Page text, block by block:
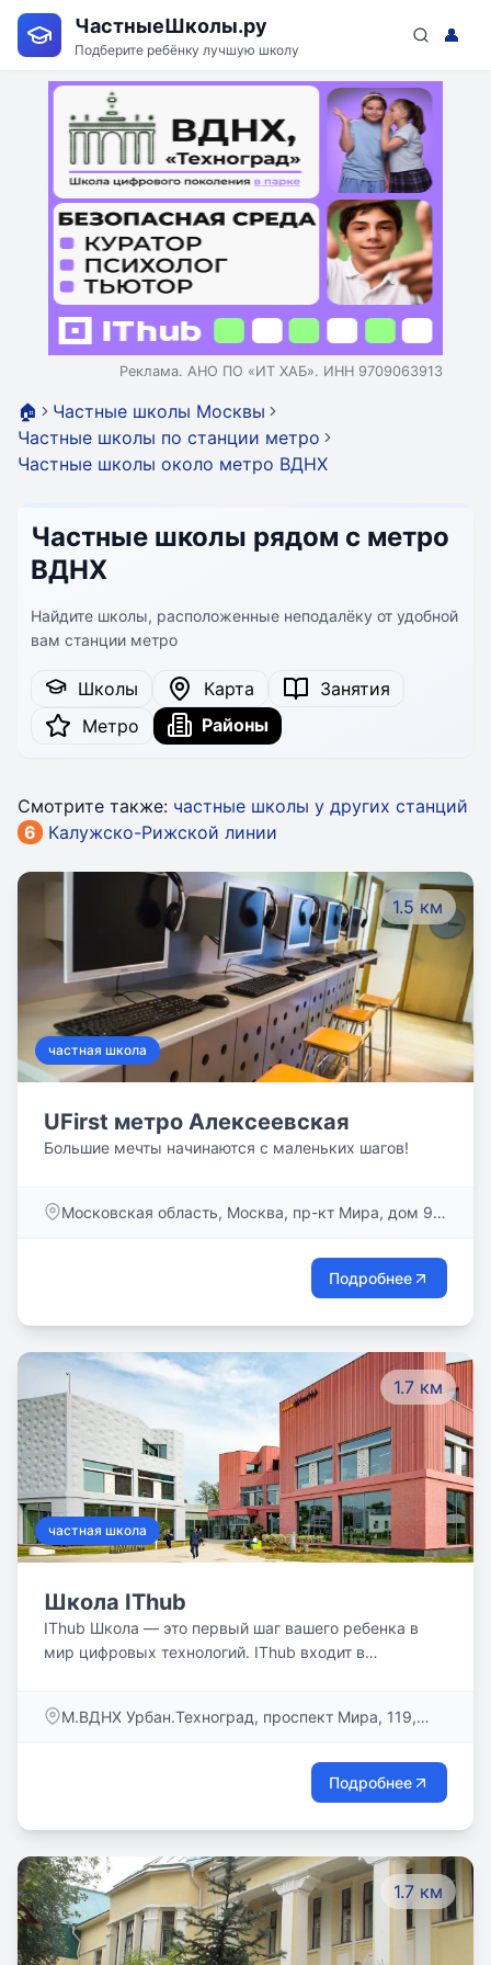
ЧастныеШколы.ру
Подберите ребёнку лучшую школу
👤
Реклама. АНО ПО «ИТ ХАБ». ИНН 9709063913
🏠
Частные школы Москвы
Частные школы по станции метро
Частные школы около метро ВДНХ
Частные школы рядом с метро
ВДНХ
Найдите школы, расположенные неподалёку от удобной
вам станции метро
Школы Карта
Занятия
Метро
Районы
Смотрите также: частные школы у других станций
6
Калужско-Рижской линии
1.5 км
частная школа
UFirst метро Алексеевская
Большие мечты начинаются с маленьких шагов!
Московская область, Москва, пр-кт Мира, дом 95,
Подробнее
1.7 км
частная школа
Школа IThub
IThub Школа — это первый шаг вашего ребенка в
мир цифровых технологий. IThub входит в
профориентацию в диджитал-сфере с 1 по 9 класс.
человек позволяют реализовать индивидуальный
развивают цифровые навыки, начиная с семи лет. А
к 9 классу уже закладывают основы своей будущей
карьеры в креативных и ИТ-индустриях, участвуя в
мероприятиях колледжа IThub.
М.ВДНХ Урбан.Техноград, проспект Мира, 119,
Подробнее
1.7 км